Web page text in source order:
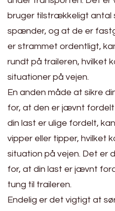
bruger tilstrækkeligt antal
spænder, og at de er
er strammet ordentligt,
rundt på traileren, hvilket
situationer på vejen.
En anden måde at sikre
for, at den er jævnt fordelt
din last er ulige fordelt,
vipper eller tipper, hvilket
situation på vejen. Det er
for, at din last er jævnt
tung til traileren.
Endelig er det vigtigt at